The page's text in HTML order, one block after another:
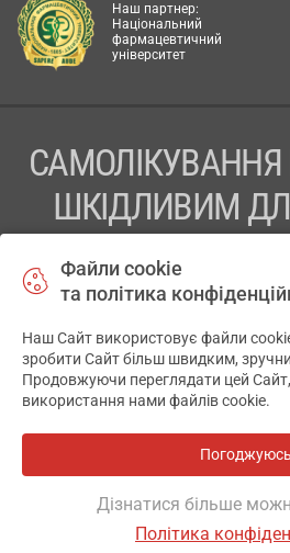
Наш партнер:
Національний
фармацевтичний
університет
ШКІДЛИВИМ
ПЕРЕД ЗАСТОСУВАННЯМ
ТОВ «АПТЕКА 911.ЮА» Код
Відмова від
© 2014-2026. Медична
Файли cookie
та політика
Наш Сайт використовує файли
зробити Сайт більш швидким,
Продовжуючи переглядати цей
використання нами файлів cookie.
Погоджуюсь
Дізнатися більше
Політика